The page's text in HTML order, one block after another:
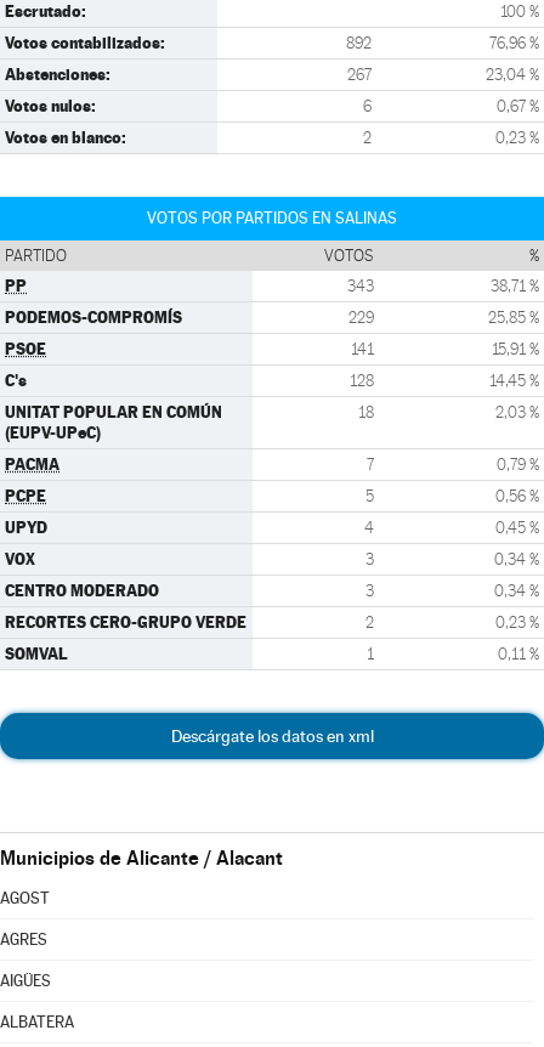
Escrutado: 100 %
Votos contabilizados: 892 76,96 %
Abstenciones: 267 23,04 %
Votos nulos: 6 0,67 %
Votos en blanco: 2 0,23 %
VOTOS POR PARTIDOS EN SALINAS
PARTIDO VOTOS %
PP 343 38,71 %
PODEMOS-COMPROMÍS 229 25,85 %
PSOE 141 15,91 %
C's 128 14,45 %
UNITAT POPULAR EN COMÚN
(EUPV-UPeC)
18 2,03 %
PACMA 7 0,79 %
PCPE 5 0,56 %
UPYD 4 0,45 %
VOX 3 0,34 %
CENTRO MODERADO 3 0,34 %
RECORTES CERO-GRUPO VERDE 2 0,23 %
SOMVAL 1 0,11 %
Descárgate los datos en xml
Municipios de Alicante / Alacant
AGOST
AGRES
AIGÜES
ALBATERA